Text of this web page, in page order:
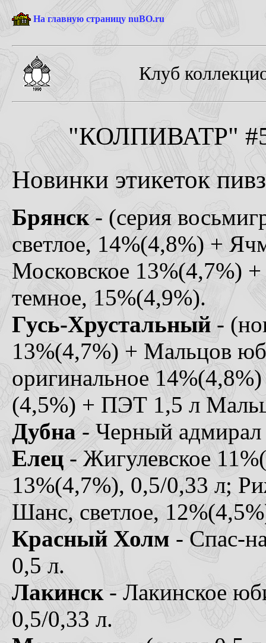
На главную страницу nuBO.ru
Клуб
"КОЛПИВАТР" #5-
Новинки этикеток
Брянск- (серия
светлое, 14%(4,8%) +
Московское 13%(4,7%)
темное, 15%(4,9%).
Гусь-Хрустальный -
13%(4,7%) + Мальцов
оригинальное
(4,5%) + ПЭТ 1,5 л
Дубна- Черный адмирал
Елец- Жигулевское
13%(4,7%), 0,5/0,33 л;
Шанс, светлое,
Красный Холм - Спас-
0,5 л.
Лакинск- Лакинское
0,5/0,33 л.